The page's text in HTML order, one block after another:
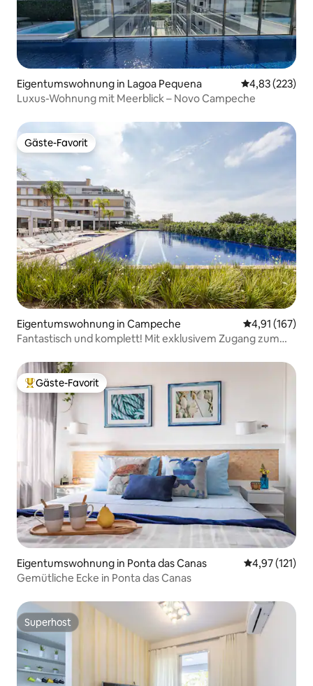
Eigentumswohnung in Lagoa Pequena
4,83 (223)
Luxus-Wohnung mit Meerblick – Novo Campeche
Gäste-Favorit
Gäste-Favorit
Eigentumswohnung in Campeche
4,91 (167)
Fantastisch und komplett! Mit exklusivem Zugang zum
Beliebter Gäste-Favorit.
Gäste-Favorit
Eigentumswohnung in Ponta das Canas
4,97 (121)
Gemütliche Ecke in Ponta das Canas
Superhost
Superhost